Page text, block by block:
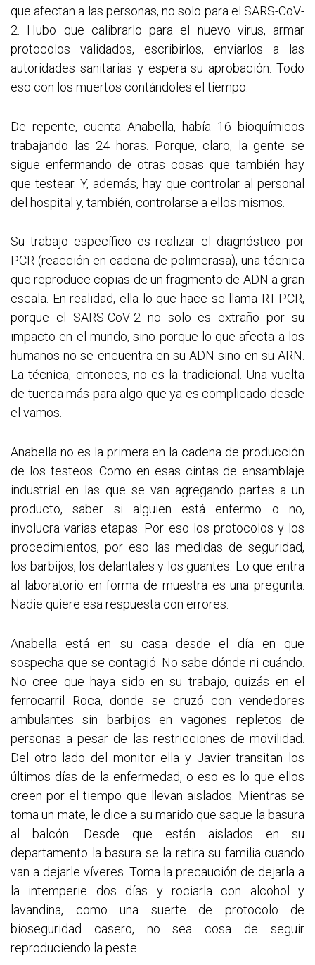
que afectan a las personas, no solo para el SARS-CoV-
2. Hubo que calibrarlo para el nuevo virus, armar
protocolos validados, escribirlos, enviarlos a las
autoridades sanitarias y espera su aprobación. Todo
eso con los muertos contándoles el tiempo.
De repente, cuenta Anabella, había 16 bioquímicos
trabajando las 24 horas. Porque, claro, la gente se
sigue enfermando de otras cosas que también hay
que testear. Y, además, hay que controlar al personal
del hospital y, también, controlarse a ellos mismos.
Su trabajo específico es realizar el diagnóstico por
PCR (reacción en cadena de polimerasa), una técnica
que reproduce copias de un fragmento de ADN a gran
escala. En realidad, ella lo que hace se llama RT-PCR,
porque el SARS-CoV-2 no solo es extraño por su
impacto en el mundo, sino porque lo que afecta a los
humanos no se encuentra en su ADN sino en su ARN.
La técnica, entonces, no es la tradicional. Una vuelta
de tuerca más para algo que ya es complicado desde
el vamos.
Anabella no es la primera en la cadena de producción
de los testeos. Como en esas cintas de ensamblaje
industrial en las que se van agregando partes a un
producto, saber si alguien está enfermo o no,
involucra varias etapas. Por eso los protocolos y los
procedimientos, por eso las medidas de seguridad,
los barbijos, los delantales y los guantes. Lo que entra
al laboratorio en forma de muestra es una pregunta.
Nadie quiere esa respuesta con errores.
Anabella está en su casa desde el día en que
sospecha que se contagió. No sabe dónde ni cuándo.
No cree que haya sido en su trabajo, quizás en el
ferrocarril Roca, donde se cruzó con vendedores
ambulantes sin barbijos en vagones repletos de
personas a pesar de las restricciones de movilidad.
Del otro lado del monitor ella y Javier transitan los
últimos días de la enfermedad, o eso es lo que ellos
creen por el tiempo que llevan aislados. Mientras se
toma un mate, le dice a su marido que saque la basura
al balcón. Desde que están aislados en su
departamento la basura se la retira su familia cuando
van a dejarle víveres. Toma la precaución de dejarla a
la intemperie dos días y rociarla con alcohol y
lavandina, como una suerte de protocolo de
bioseguridad casero, no sea cosa de seguir
reproduciendo la peste.